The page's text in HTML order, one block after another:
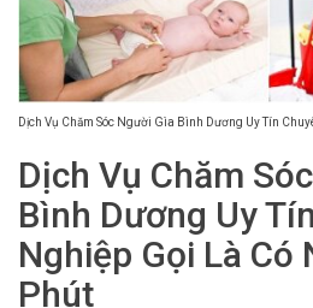
Dịch Vụ Chăm Sóc Người Gìa Bình Dương Uy Tín
Dịch Vụ Chăm
Bình Dương Uy
Nghiệp Gọi Là Có
Phút